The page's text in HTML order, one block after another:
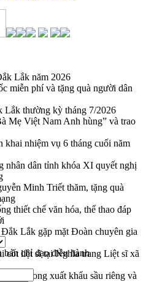
Lắk năm 2026
miễn phí và tặng quà người dân
thường kỳ tháng 7/2026
Mẹ Việt Nam Anh hùng” và trao
nhiệm vụ 6 tháng cuối năm
dân tỉnh khóa XI quyết nghị
Minh Triết thăm, tặng quà
thiết chế văn hóa, thể thao đáp
Lắk gặp mặt Đoàn chuyên gia
cốt liệt sĩ tại Nghĩa trang Liệt sĩ xã
khăn trong xuất khẩu sầu riêng và
bản chỉ đạo điều hành